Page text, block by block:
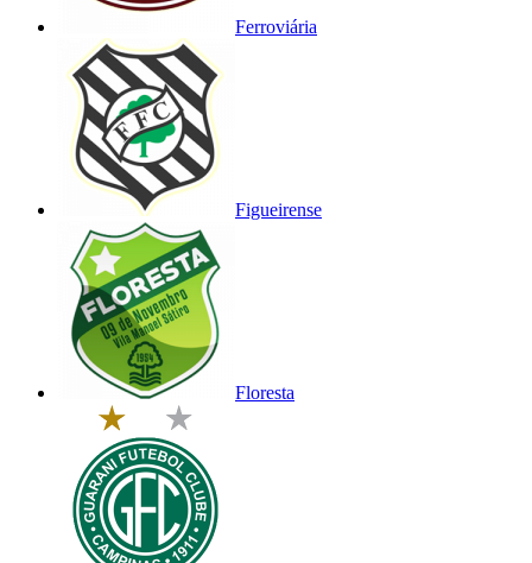
Ferroviária
Figueirense
Floresta